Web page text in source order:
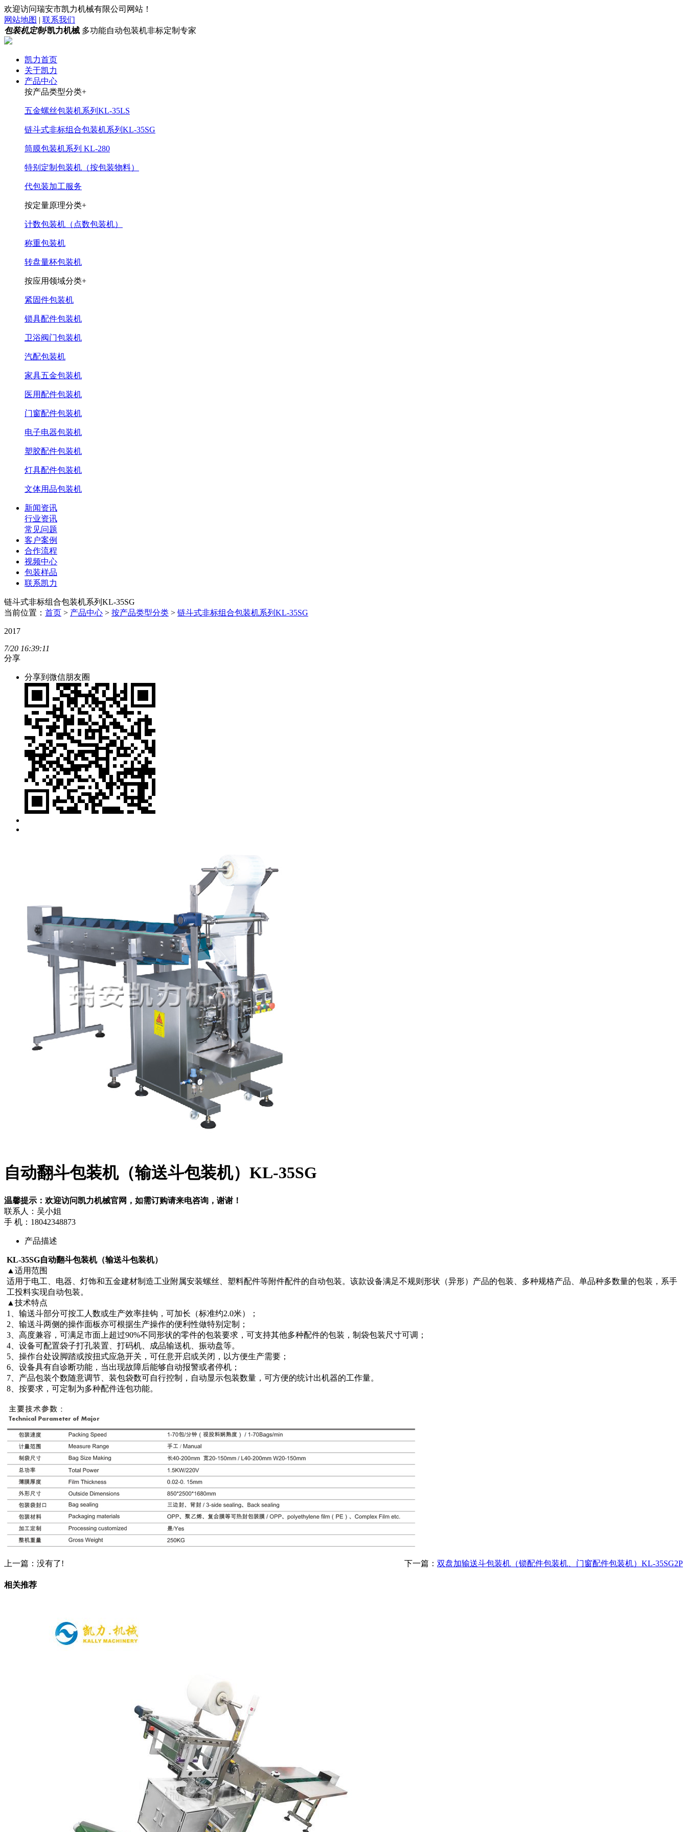
欢迎访问瑞安市凯力机械有限公司网站！
网站地图 | 联系我们
包装机定制·凯力机械 多功能自动包装机非标定制专家
凯力首页
关于凯力
产品中心
按产品类型分类+
五金螺丝包装机系列KL-35LS
链斗式非标组合包装机系列KL-35SG
筒膜包装机系列 KL-280
特别定制包装机（按包装物料）
代包装加工服务
按定量原理分类+
计数包装机（点数包装机）
称重包装机
转盘量杯包装机
按应用领域分类+
紧固件包装机
锁具配件包装机
卫浴阀门包装机
汽配包装机
家具五金包装机
医用配件包装机
门窗配件包装机
电子电器包装机
塑胶配件包装机
灯具配件包装机
文体用品包装机
新闻资讯
行业资讯
常见问题
客户案例
合作流程
视频中心
包装样品
联系凯力
链斗式非标组合包装机系列KL-35SG
当前位置： 首页 > 产品中心 > 按产品类型分类 > 链斗式非标组合包装机系列KL-35SG
2017
7/20 16:39:11
分享
分享到微信朋友圈
自动翻斗包装机（输送斗包装机）KL-35SG
温馨提示：欢迎访问凯力机械官网，如需订购请来电咨询，谢谢！
联系人：吴小姐
手 机：18042348873
产品描述
KL-35SG自动翻斗包装机（输送斗包装机）
▲适用范围
适用于电工、电器、灯饰和五金建材制造工业附属安装螺丝、塑料配件等附件配件的自动包装。该款设备满足不规则形状（异形）产品的包装、多种规格产品、单品种多数量的包装，系手
工投料实现自动包装。
▲技术特点
1、输送斗部分可按工人数或生产效率挂钩，可加长（标准约2.0米）；
2、输送斗两侧的操作面板亦可根据生产操作的便利性做特别定制；
3、高度兼容，可满足市面上超过90%不同形状的零件的包装要求，可支持其他多种配件的包装，制袋包装尺寸可调；
4、设备可配置袋子打孔装置、打码机、成品输送机、振动盘等。
5、操作台处设脚踏或按扭式应急开关，可任意开启或关闭，以方便生产需要；
6、设备具有自诊断功能，当出现故障后能够自动报警或者停机；
7、产品包装个数随意调节、装包袋数可自行控制，自动显示包装数量，可方便的统计出机器的工作量。
8、按要求，可定制为多种配件连包功能。
上一篇：没有了! 下一篇： 双盘加输送斗包装机（锁配件包装机、门窗配件包装机）KL-35SG2P
相关推荐